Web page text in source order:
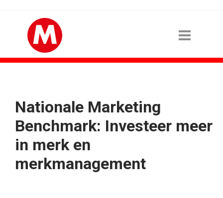
Nationale Marketing
Benchmark: Investeer meer
in merk en
merkmanagement